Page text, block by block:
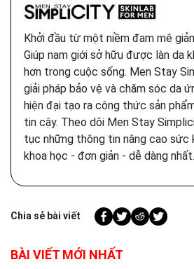
Khởi đầu từ một niềm đam mê
Giúp nam giới sở hữu được làn da
hơn trong cuộc sống. Men Stay
giải pháp bảo vệ và chăm sóc da
hiện đại tạo ra công thức sản
tin cậy. Theo dõi Men Stay
tục những thông tin nâng cao sức
khoa học - đơn giản - dễ dàng nhất.
Chia sẻ bài viết
BÀI VIẾT MỚI NHẤT